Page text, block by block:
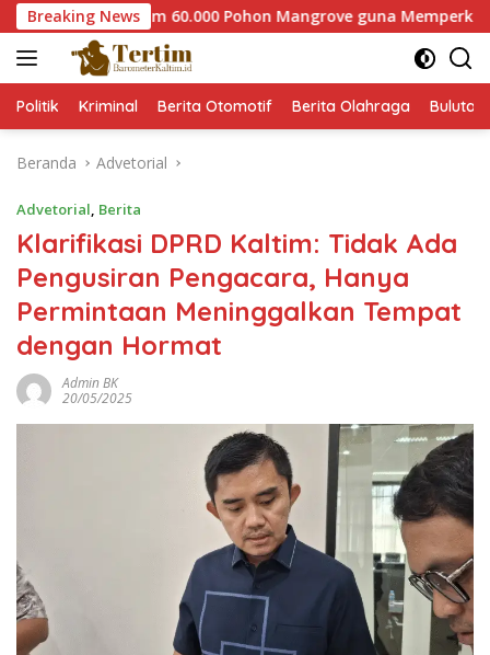
Langsung
ke
konten
Breaking News
Tanam 60.000 Pohon Mangrove guna Memperkuat
Politik Kriminal Berita Otomotif Berita Olahraga
Beranda Advetorial
Advetorial, Berita
Klarifikasi DPRD Kaltim: Tidak Ada
Pengusiran Pengacara, Hanya
Permintaan Meninggalkan Tempat
dengan Hormat
Admin BK
20/05/2025